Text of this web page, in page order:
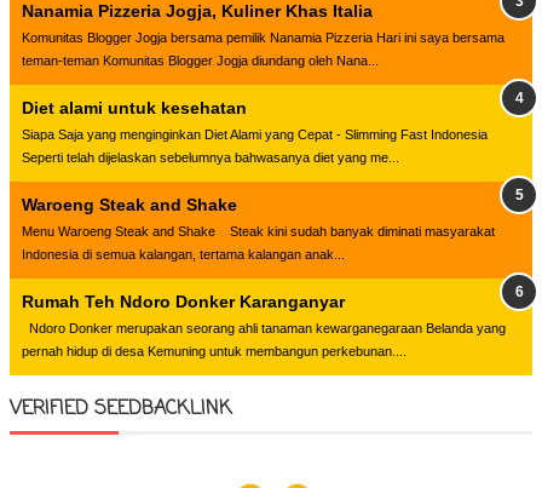
Nanamia Pizzeria Jogja, Kuliner Khas Italia
Komunitas Blogger Jogja bersama pemilik Nanamia Pizzeria Hari ini saya bersama
teman-teman Komunitas Blogger Jogja diundang oleh Nana...
Diet alami untuk kesehatan
Siapa Saja yang menginginkan Diet Alami yang Cepat - Slimming Fast Indonesia
Seperti telah dijelaskan sebelumnya bahwasanya diet yang me...
Waroeng Steak and Shake
Menu Waroeng Steak and Shake Steak kini sudah banyak diminati masyarakat
Indonesia di semua kalangan, tertama kalangan anak...
Rumah Teh Ndoro Donker Karanganyar
Ndoro Donker merupakan seorang ahli tanaman kewarganegaraan Belanda yang
pernah hidup di desa Kemuning untuk membangun perkebunan....
VERIFIED SEEDBACKLINK